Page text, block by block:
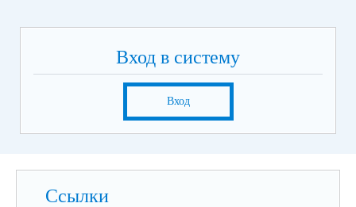
Вход в систему
Вход
Ссылки